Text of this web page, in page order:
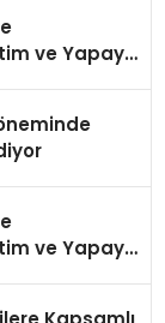
ve Yapay
ve Yapay